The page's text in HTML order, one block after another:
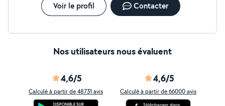
Voir le profil Contacter
Nos utilisateurs nous évaluent
4,6/5
Calculé à partir de 48731 avis
4,6/5
Calculé à partir de 66000 avis